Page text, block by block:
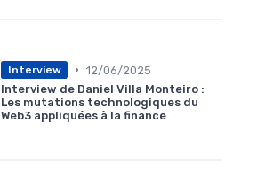
Interview • 12/06/2025
Interview de Daniel Villa Monteiro :
Les mutations technologiques du
Web3 appliquées à la finance